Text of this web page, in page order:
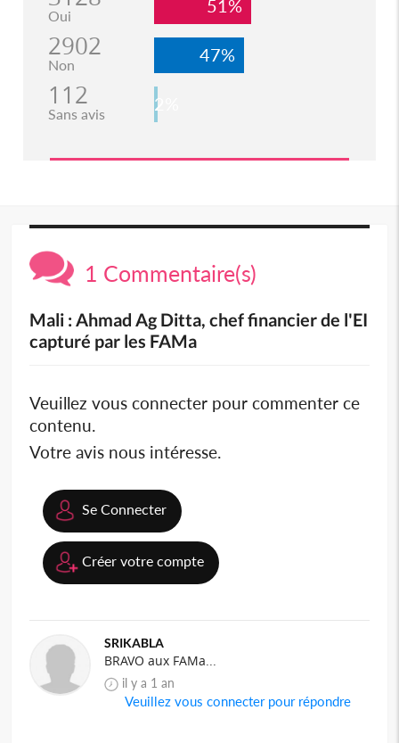
Oui 51%
2902
Non 47%
112
Sans avis 2%
1 Commentaire(s)
Mali : Ahmad Ag Ditta, chef financier de l'EI
capturé par les FAMa
Veuillez vous connecter pour commenter ce
contenu.
Votre avis nous intéresse.
Se Connecter
Créer votre compte
SRIKABLA
BRAVO aux FAMa...
il y a 1 an
Veuillez vous connecter pour répondre